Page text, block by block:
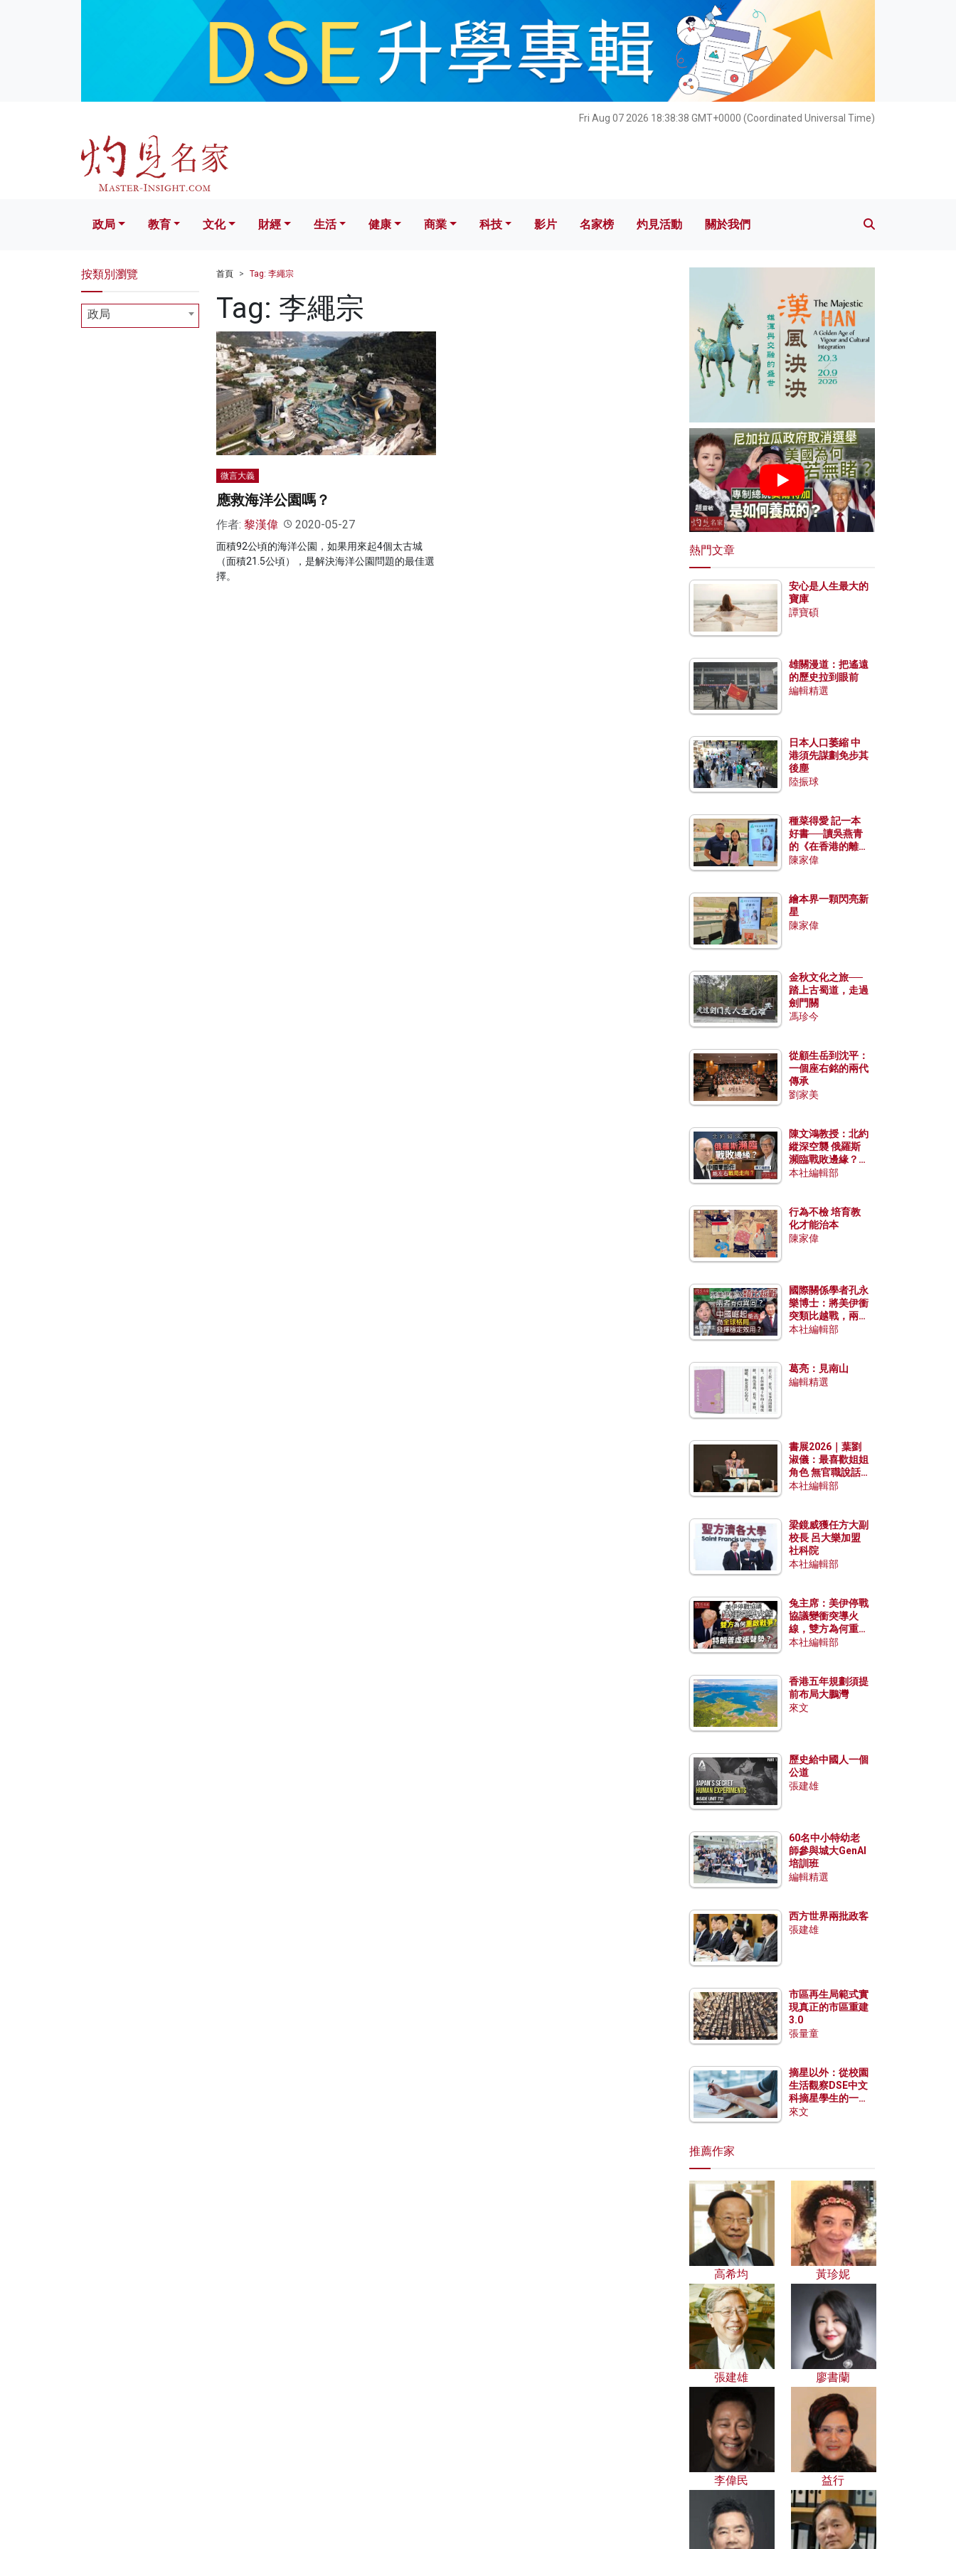
Fri Aug 07 2026 18:38:39 GMT+0000 (Coordinated Universal Time)
文化 財經 生活 健康 科技 影片 名家榜 灼見活動 關於我們
政局 教育 文化 財經 生活 健康 商業 科技 影片 名家榜 灼見活動 關於我們
首頁 Tag: 李繩宗
Tag: 李繩宗
微言大義
應救海洋公園嗎？
作者: 黎漢偉 2020-05-27
面積92公頃的海洋公園，如果用來起4個太古城
（面積21.5公頃），是解決海洋公園問題的最佳選
擇。
按類別瀏覽
政局
熱門文章
安心是人生最大的
寶庫
譚寶碩
雄關漫道：把遙遠
的歷史拉到眼前
編輯精選
日本人口萎縮 中
港須先謀劃免步其
後塵
陸振球
種菜得愛 記一本
好書──讀吳燕青
的《在香港的離島
種菜》
陳家偉
繪本界一顆閃亮新
星
陳家偉
金秋文化之旅──
踏上古蜀道，走過
劍門關
馮珍今
從顧生岳到沈平：
一個座右銘的兩代
傳承
劉家美
陳文鴻教授：北約
縱深空襲 俄羅斯
瀕臨戰敗邊緣？中
國零部件能左右戰
本社編輯部
行為不檢 培育教
化才能治本
陳家偉
國際關係學者孔永
樂博士：將美伊衝
突類比越戰，兩者
有何異同？中國崛
本社編輯部
葛亮：見南山
編輯精選
書展2026｜葉劉
淑儀：最喜歡姐姐
角色 無官職說話
包袱少
本社編輯部
梁鏡威獲任方大副
校長 呂大樂加盟
社科院
本社編輯部
兔主席：美伊停戰
協議變衝突導火
線，雙方為何重啟
戰爭？伊朗一早洞
本社編輯部
香港五年規劃須提
前布局大鵬灣
來文
歷史給中國人一個
公道
張建雄
60名中小特幼老
師參與城大GenAI
培訓班
編輯精選
西方世界兩批政客
張建雄
市區再生局範式實
現真正的市區重建
3.0
張量童
摘星以外：從校園
生活觀察DSE中文
科摘星學生的一點
特質
來文
推薦作家
高希均 黃珍妮
張建雄 廖書蘭
李偉民 益行